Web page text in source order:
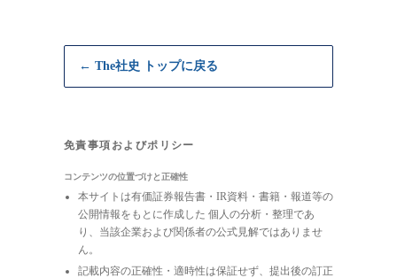
← The社史 トップに戻る
免責事項およびポリシー
コンテンツの位置づけと正確性
本サイトは有価証券報告書・IR資料・書籍・報道等の
公開情報をもとに作成した 個人の分析・整理であ
り、当該企業および関係者の公式見解ではありませ
ん。
記載内容の正確性・適時性は保証せず、提出後の訂正